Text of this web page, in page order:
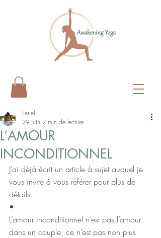
L’AMOUR
INCONDITIONNEL
Feriel
29 juin 2 min de lecture
J’ai déjà écrit un article à sujet auquel je
vous invite à vous référer pour plus de
détails.
•
L’amour inconditionnel n’est pas l’amour
dans un couple, ce n’est pas non plus